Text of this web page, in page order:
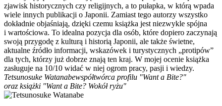
zjawisk historycznych czy religijnych, a to pułapka, w którą wpada
wiele innych publikacji o Japonii. Zamiast tego autorzy wszystko
dokładnie objaśniają, dzięki czemu książka jest niezwykle spójna
i wartościowa. To idealna pozycja dla osób, które dopiero zaczynają
swoją przygodę z kulturą i historią Japonii, ale także świetne,
aktualne źródło informacji, wskazówek i turystycznych „protipów”
dla tych, którzy już dobrze znają ten kraj. W mojej ocenie książka
zasługuje na 10/10 widać w niej ogrom pracy, pasji i wiedzy.
Tetsunosuke Watanabewspółtwórca profilu "Want a Bite?"
oraz książki "Want a Bite? Wokół ryżu"